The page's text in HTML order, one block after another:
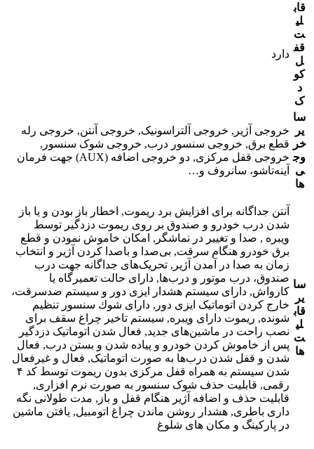
قاب
لی
ت
قف
ل
کو
د
ک
دارد
سا
یر
خر
وج
ی
ها
خروجی آژیر, خروجی آلتراسونیک, خروجی آنتن, خروجی رله
قطع برق, خروجی سنسور درب, خروجی شوک سنسور,
خروجی قفل مرکزی, دو خروجی اضافه (AUX) جهت فرمان
آینه‌تاشو، سانروف و…
سا
یر
قاب
لی
ت
ها
آنتن جداگانه برای افزایش برد ریموت, اخطار باز بودن و یا باز
شدن درب خودرو و صندوق بر روی ریموت دزدگیر توسط
ویبره , صدا و تغییر در نماشگر, امکان خاموش نمودن و قطع
برق خودرو هنگام سرقت, بی‌صدا و باصدا کردن آژیر و انتخاب
زمان به صدا در آمدن آژیر, تحریک‌های جداگانه جهت درب
صندوق، درب موتور و درب‌ها, دارای حالت تعمیرگاه یا
کارواش, دارای سیستم هشدار ایزی دور و سیستم ضدسرقت،
خارج کردن اتوماتیک ایزی دور, دارای شوك سنسور تنظیم
شونده, ریموت دارای ویبره, سیستم تاخیر چراغ سقف برای
نصب راحت در ماشین‌های جدید, فعال شدن اتوماتیک دزدگیر
پس از خاموش کردن خودرو و پیاده شدن و بستن درب, فعال
شدن و قفل شدن درب‌ها به صورت اتوماتیک, فعال و غیرفعال
شدن سیستم به همراه قفل مرکزی بدون ریموت توسط کد ۴
رقمی, قابلیت حذف شوک‌ سنسور به صورت نرم‌ افزاری,
قابلیت حذف و اضافه آژیر هنگام قفل و باز, مدت طولانی نگه
داری باطری, هشدار روشن ماندن چراغ اتومبیل, یافتن ماشین
در پارکینگ و مکان های شلوغ